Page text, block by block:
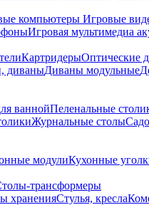
компьютеры Игровые
Игровая мультимедиа
КартридерыОптические
диваныДиваны модульные
ваннойПеленальные
Журнальные столы
модулиКухонные
трансформеры
храненияСтулья, кресла